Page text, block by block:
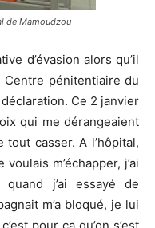
de Mamoudzou
d’évasion alors qu’il
Centre pénitentiaire du
Ce 2 janvier
qui me dérangeaient
casser. A l’hôpital,
m’échapper, j’ai
j’ai essayé de
m’a bloqué, je lui